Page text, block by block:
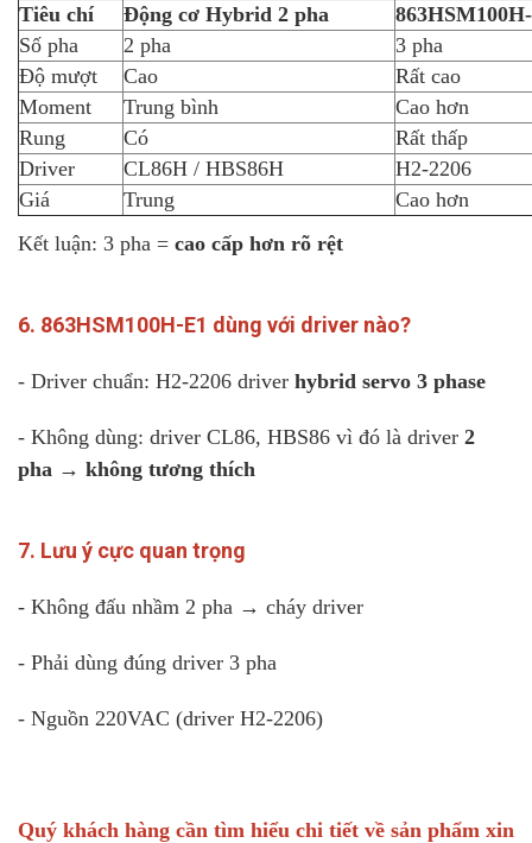
Tiêu chí Động cơ Hybrid 2 pha
Số pha
2 pha
3 pha
Độ mượt
Cao
Rất cao
Moment
Trung bình
Cao hơn
Rung
Có
Rất thấp
Driver
CL86H / HBS86H
H2-2206
Giá
Trung
Cao hơn
Kết luận: 3 pha = cao cấp hơn rõ rệt
6. 863HSM100H-E1 dùng với driver nào?
- Driver chuẩn: H2-2206 driver hybrid servo 3 phase
- Không dùng: driver CL86, HBS86 vì đó là driver 2
pha → không tương thích
7. Lưu ý cực quan trọng
- Không đấu nhầm 2 pha → cháy driver
- Phải dùng đúng driver 3 pha
- Nguồn 220VAC (driver H2-2206)
Quý khách hàng cần tìm hiểu chi tiết về sản phẩm xin